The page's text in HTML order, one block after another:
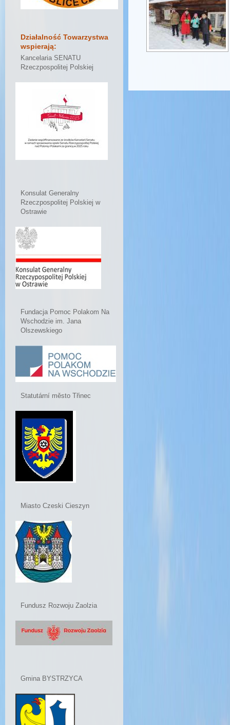
Działalność Towarzystwa
wspierają:
Kancelaria SENATU
Rzeczpospolitej Polskiej
Konsulat Generalny
Rzeczpospolitej Polskiej w
Ostrawie
Fundacja Pomoc Polakom Na
Wschodzie im. Jana
Olszewskiego
Statutární město Třinec
Miasto Czeski Cieszyn
Fundusz Rozwoju Zaolzia
Gmina BYSTRZYCA